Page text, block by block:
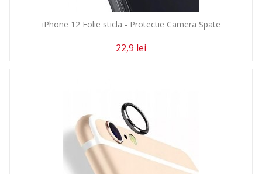
iPhone 12 Folie sticla - Protectie Camera Spate
22,9 lei